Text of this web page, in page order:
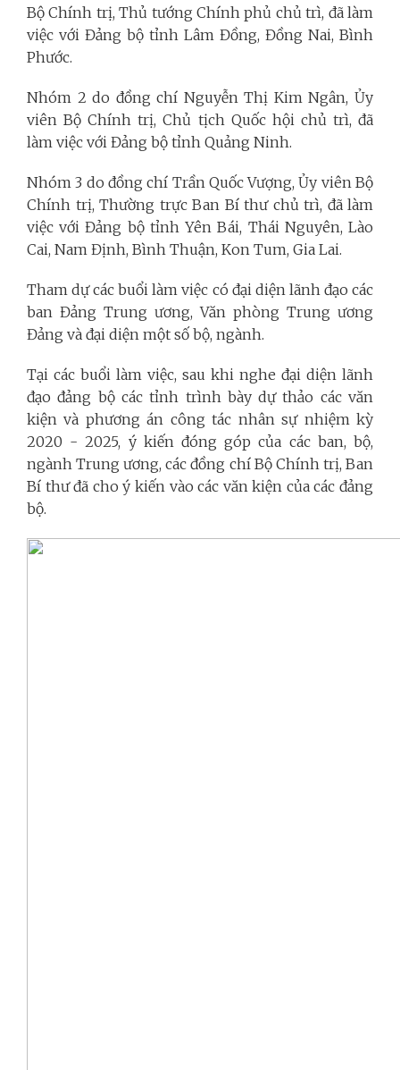
Bộ Chính trị, Thủ tướng Chính phủ chủ trì, đã làm
việc với Đảng bộ tỉnh Lâm Đồng, Đồng Nai, Bình
Phước.
Nhóm 2 do đồng chí Nguyễn Thị Kim Ngân, Ủy
viên Bộ Chính trị, Chủ tịch Quốc hội chủ trì, đã
làm việc với Đảng bộ tỉnh Quảng Ninh.
Nhóm 3 do đồng chí Trần Quốc Vượng, Ủy viên Bộ
Chính trị, Thường trực Ban Bí thư chủ trì, đã làm
việc với Đảng bộ tỉnh Yên Bái, Thái Nguyên, Lào
Cai, Nam Định, Bình Thuận, Kon Tum, Gia Lai.
Tham dự các buổi làm việc có đại diện lãnh đạo các
ban Đảng Trung ương, Văn phòng Trung ương
Đảng và đại diện một số bộ, ngành.
Tại các buổi làm việc, sau khi nghe đại diện lãnh
đạo đảng bộ các tỉnh trình bày dự thảo các văn
kiện và phương án công tác nhân sự nhiệm kỳ
2020 - 2025, ý kiến đóng góp của các ban, bộ,
ngành Trung ương, các đồng chí Bộ Chính trị, Ban
Bí thư đã cho ý kiến vào các văn kiện của các đảng
bộ.